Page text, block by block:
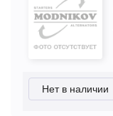
Нет в наличии